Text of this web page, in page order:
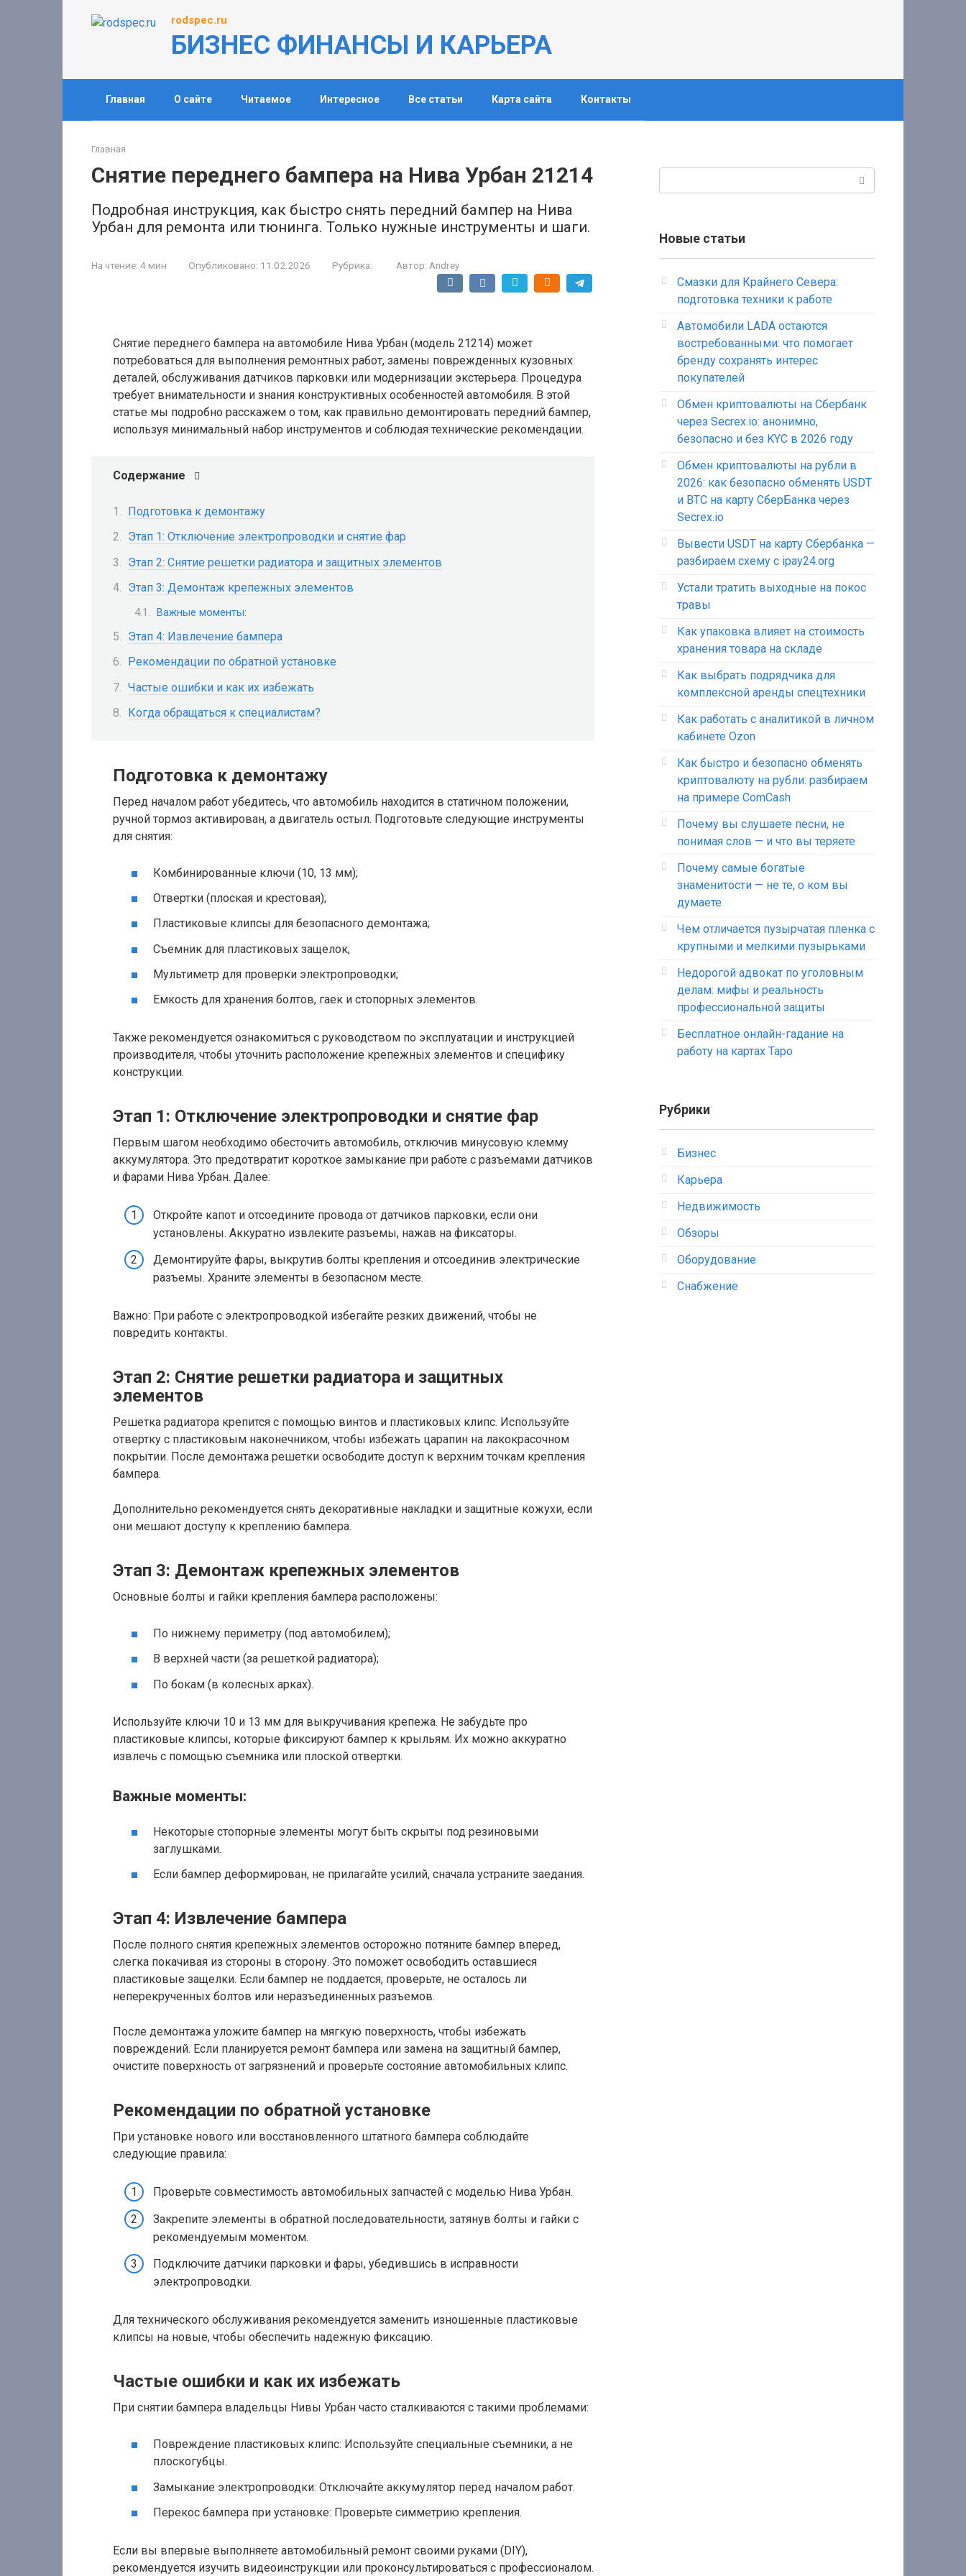
rodspec.ru
БИЗНЕС ФИНАНСЫ И КАРЬЕРА
Главная О сайте Читаемое Интересное Все статьи Карта сайта Контакты
Главная
Снятие переднего бампера на Нива Урбан 21214
Подробная инструкция, как быстро снять передний бампер на Нива
Урбан для ремонта или тюнинга. Только нужные инструменты и шаги.
На чтение: 4 мин Опубликовано: 11.02.2026 Рубрика: Автор: Andrey
Снятие переднего бампера на автомобиле Нива Урбан (модель 21214) может
потребоваться для выполнения ремонтных работ, замены поврежденных кузовных
деталей, обслуживания датчиков парковки или модернизации экстерьера. Процедура
требует внимательности и знания конструктивных особенностей автомобиля. В этой
статье мы подробно расскажем о том, как правильно демонтировать передний бампер,
используя минимальный набор инструментов и соблюдая технические рекомендации.
Содержание
Подготовка к демонтажу
Этап 1: Отключение электропроводки и снятие фар
Этап 2: Снятие решетки радиатора и защитных элементов
Этап 3: Демонтаж крепежных элементов
Важные моменты:
Этап 4: Извлечение бампера
Рекомендации по обратной установке
Частые ошибки и как их избежать
Когда обращаться к специалистам?
Подготовка к демонтажу
Перед началом работ убедитесь, что автомобиль находится в статичном положении,
ручной тормоз активирован, а двигатель остыл. Подготовьте следующие инструменты
для снятия:
Комбинированные ключи (10, 13 мм);
Отвертки (плоская и крестовая);
Пластиковые клипсы для безопасного демонтажа;
Съемник для пластиковых защелок;
Мультиметр для проверки электропроводки;
Емкость для хранения болтов, гаек и стопорных элементов.
Также рекомендуется ознакомиться с руководством по эксплуатации и инструкцией
производителя, чтобы уточнить расположение крепежных элементов и специфику
конструкции.
Этап 1: Отключение электропроводки и снятие фар
Первым шагом необходимо обесточить автомобиль, отключив минусовую клемму
аккумулятора. Это предотвратит короткое замыкание при работе с разъемами датчиков
и фарами Нива Урбан. Далее:
Откройте капот и отсоедините провода от датчиков парковки, если они
установлены. Аккуратно извлеките разъемы, нажав на фиксаторы.
Демонтируйте фары, выкрутив болты крепления и отсоединив электрические
разъемы. Храните элементы в безопасном месте.
Важно: При работе с электропроводкой избегайте резких движений, чтобы не
повредить контакты.
Этап 2: Снятие решетки радиатора и защитных
элементов
Решетка радиатора крепится с помощью винтов и пластиковых клипс. Используйте
отвертку с пластиковым наконечником, чтобы избежать царапин на лакокрасочном
покрытии. После демонтажа решетки освободите доступ к верхним точкам крепления
бампера.
Дополнительно рекомендуется снять декоративные накладки и защитные кожухи, если
они мешают доступу к креплению бампера.
Этап 3: Демонтаж крепежных элементов
Основные болты и гайки крепления бампера расположены:
По нижнему периметру (под автомобилем);
В верхней части (за решеткой радиатора);
По бокам (в колесных арках).
Используйте ключи 10 и 13 мм для выкручивания крепежа. Не забудьте про
пластиковые клипсы, которые фиксируют бампер к крыльям. Их можно аккуратно
извлечь с помощью съемника или плоской отвертки.
Важные моменты:
Некоторые стопорные элементы могут быть скрыты под резиновыми
заглушками.
Если бампер деформирован, не прилагайте усилий, сначала устраните заедания.
Этап 4: Извлечение бампера
После полного снятия крепежных элементов осторожно потяните бампер вперед,
слегка покачивая из стороны в сторону. Это поможет освободить оставшиеся
пластиковые защелки. Если бампер не поддается, проверьте, не осталось ли
неперекрученных болтов или неразъединенных разъемов.
После демонтажа уложите бампер на мягкую поверхность, чтобы избежать
повреждений. Если планируется ремонт бампера или замена на защитный бампер,
очистите поверхность от загрязнений и проверьте состояние автомобильных клипс.
Рекомендации по обратной установке
При установке нового или восстановленного штатного бампера соблюдайте
следующие правила:
Проверьте совместимость автомобильных запчастей с моделью Нива Урбан.
Закрепите элементы в обратной последовательности, затянув болты и гайки с
рекомендуемым моментом.
Подключите датчики парковки и фары, убедившись в исправности
электропроводки.
Для технического обслуживания рекомендуется заменить изношенные пластиковые
клипсы на новые, чтобы обеспечить надежную фиксацию.
Частые ошибки и как их избежать
При снятии бампера владельцы Нивы Урбан часто сталкиваются с такими проблемами:
Повреждение пластиковых клипс: Используйте специальные съемники, а не
плоскогубцы.
Замыкание электропроводки: Отключайте аккумулятор перед началом работ.
Перекос бампера при установке: Проверьте симметрию крепления.
Если вы впервые выполняете автомобильный ремонт своими руками (DIY),
рекомендуется изучить видеоинструкции или проконсультироваться с профессионалом.
Новые статьи
Смазки для Крайнего Севера:
подготовка техники к работе
Автомобили LADA остаются
востребованными: что помогает
бренду сохранять интерес
покупателей
Обмен криптовалюты на Сбербанк
через Secrex.io: анонимно,
безопасно и без KYC в 2026 году
Обмен криптовалюты на рубли в
2026: как безопасно обменять USDT
и BTC на карту СберБанка через
Secrex.io
Вывести USDT на карту Сбербанка —
разбираем схему с ipay24.org
Устали тратить выходные на покос
травы
Как упаковка влияет на стоимость
хранения товара на складе
Как выбрать подрядчика для
комплексной аренды спецтехники
Как работать с аналитикой в личном
кабинете Ozon
Как быстро и безопасно обменять
криптовалюту на рубли: разбираем
на примере ComCash
Почему вы слушаете песни, не
понимая слов — и что вы теряете
Почему самые богатые
знаменитости — не те, о ком вы
думаете
Чем отличается пузырчатая пленка с
крупными и мелкими пузырьками
Недорогой адвокат по уголовным
делам: мифы и реальность
профессиональной защиты
Бесплатное онлайн-гадание на
работу на картах Таро
Рубрики
Бизнес
Карьера
Недвижимость
Обзоры
Оборудование
Снабжение